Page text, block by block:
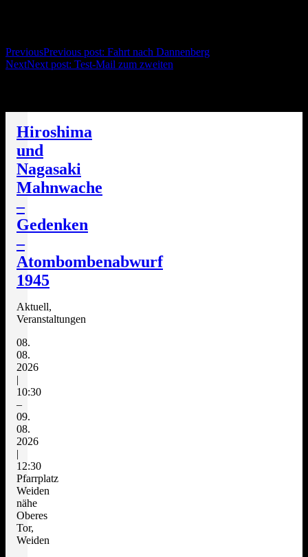
PreviousPrevious post: Fahrt nach Dannenberg
NextNext post: Test-Mail zum zweiten
Hiroshima
und
Nagasaki
Mahnwache
–
Gedenken
–
Atombombenabwurf
1945
Aktuell,
Veranstaltungen
08.
08.
2026
|
10:30
–
09.
08.
2026
|
12:30
Pfarrplatz
Weiden
nähe
Oberes
Tor,
Weiden